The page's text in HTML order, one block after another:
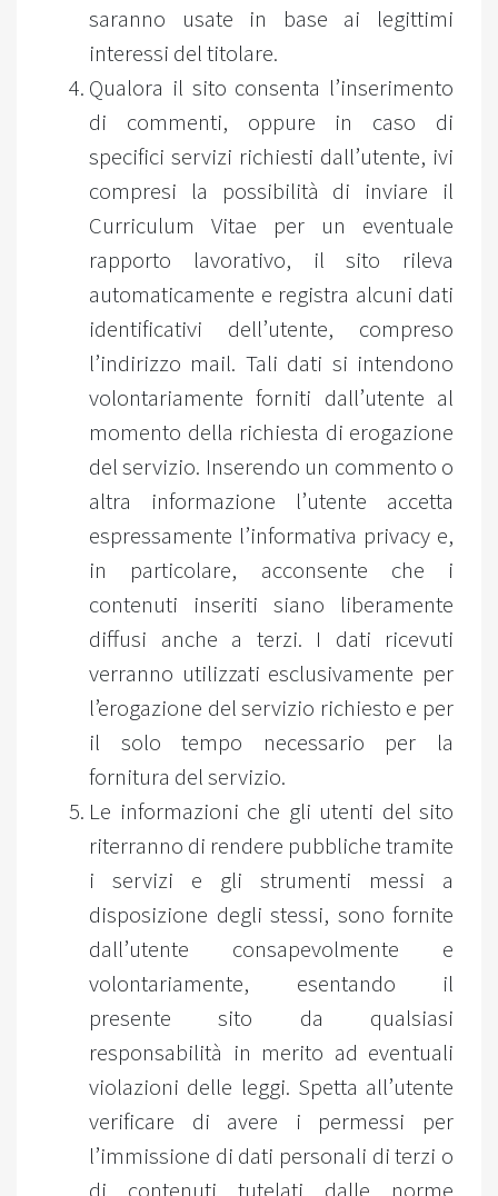
saranno usate in base ai legittimi
interessi del titolare.
Qualora il sito consenta l’inserimento
di commenti, oppure in caso di
specifici servizi richiesti dall’utente, ivi
compresi la possibilità di inviare il
Curriculum Vitae per un eventuale
rapporto lavorativo, il sito rileva
automaticamente e registra alcuni dati
identificativi dell’utente, compreso
l’indirizzo mail. Tali dati si intendono
volontariamente forniti dall’utente al
momento della richiesta di erogazione
del servizio. Inserendo un commento o
altra informazione l’utente accetta
espressamente l’informativa privacy e,
in particolare, acconsente che i
contenuti inseriti siano liberamente
diffusi anche a terzi. I dati ricevuti
verranno utilizzati esclusivamente per
l’erogazione del servizio richiesto e per
il solo tempo necessario per la
fornitura del servizio.
Le informazioni che gli utenti del sito
riterranno di rendere pubbliche tramite
i servizi e gli strumenti messi a
disposizione degli stessi, sono fornite
dall’utente consapevolmente e
volontariamente, esentando il
presente sito da qualsiasi
responsabilità in merito ad eventuali
violazioni delle leggi. Spetta all’utente
verificare di avere i permessi per
l’immissione di dati personali di terzi o